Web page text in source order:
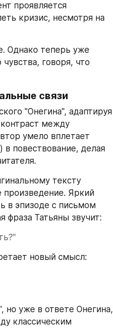
проявляется
кризис, несмотря на
Однако теперь уже
говоря, что
связи
"Онегина", адаптируя
между
умело вплетает
повествование, делая
тексту
произведение. Яркий
в эпизоде с письмом
фраза Татьяны звучит:
новый смысл:
но уже в ответе Онегина,
классическим